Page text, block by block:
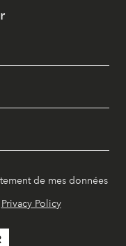
de mes données
Privacy Policy